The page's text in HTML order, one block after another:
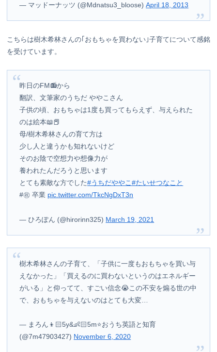
— マッドーナッツ (@Mdnatsu3_bloose)April 18, 2013
こちらは樹木希林さんの｢おもちゃを買わない｣子育てについて感銘
を受けています。
昨日のFM📻から
翻訳、文筆家のうちだ ややこさん
子供の頃、おもちゃは1度も買ってもらえず、与えられた
のは絵本📖📕
母/樹木希林さんの育て方は
少し人と違うかも知れないけど
そのお陰で空想力や想像力が
養われたんだろうと思います
とても素敵な方でした#うちだややこ#たいせつなこと
#㊗️ 卒業 pic.twitter.com/TkcNgDxT3n
— ひろぽん (@hirorinn325) March 19, 2021
樹木希林さんの子育て、「子供に一度もおもちゃを買い与
えなかった」「買えるのに買わないというのはエネルギー
がいる」と仰ってて、すごい信念😭この不安を煽る世の中
で、おもちゃを与えないのはとても大変…
— まろん👦🏻5y&👶🏻5m⭐️おうち英語と知育
(@7m47903427) November 6, 2020